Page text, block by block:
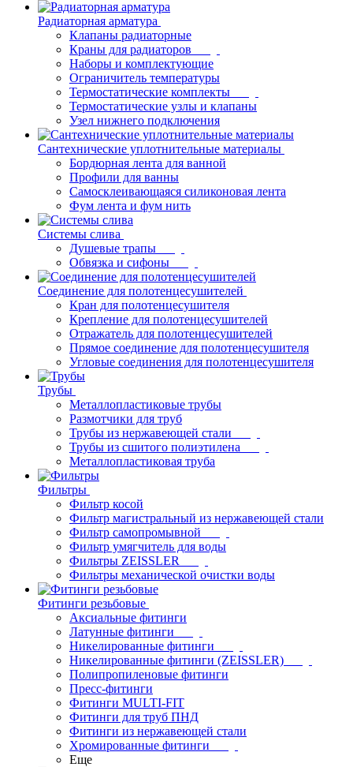
Радиаторная арматура
Клапаны радиаторные
Краны для радиаторов
Наборы и комплектующие
Ограничитель температуры
Термостатические комплекты
Термостатические узлы и клапаны
Узел нижнего подключения
Сантехнические уплотнительные материалы
Бордюрная лента для ванной
Профили для ванны
Самосклеивающаяся силиконовая лента
Фум лента и фум нить
Системы слива
Душевые трапы
Обвязка и сифоны
Соединение для полотенцесушителей
Кран для полотенцесушителя
Крепление для полотенцесушителей
Отражатель для полотенцесушителей
Прямое соединение для полотенцесушителя
Угловые соединения для полотенцесушителя
Трубы
Металлопластиковые трубы
Размотчики для труб
Трубы из нержавеющей стали
Трубы из сшитого полиэтилена
Металлопластиковая труба
Фильтры
Фильтр косой
Фильтр магистральный из нержавеющей стали
Фильтр самопромывной
Фильтр умягчитель для воды
Фильтры ZEISSLER
Фильтры механической очистки воды
Фитинги резьбовые
Аксиальные фитинги
Латунные фитинги
Никелированные фитинги
Никелированные фитинги (ZEISSLER)
Полипропиленовые фитинги
Пресс-фитинги
Фитинги MULTI-FIT
Фитинги для труб ПНД
Фитинги из нержавеющей стали
Хромированные фитинги
Еще